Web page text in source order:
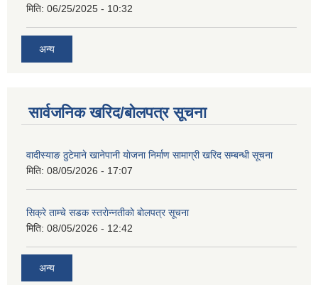
मिति: 06/25/2025 - 10:32
अन्य
सार्वजनिक खरिद/बोलपत्र सूचना
वादीस्याङ ठुटेमाने खानेपानी याेजना निर्माण सामाग्री खरिद सम्बन्धी सूचना
मिति: 08/05/2026 - 17:07
सिक्रे ताम्चे सडक स्तराेन्नतीकाे बाेलपत्र सूचना
मिति: 08/05/2026 - 12:42
अन्य